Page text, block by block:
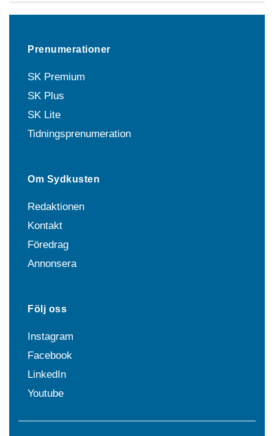
Prenumerationer
SK Premium
SK Plus
SK Lite
Tidningsprenumeration
Om Sydkusten
Redaktionen
Kontakt
Föredrag
Annonsera
Följ oss
Instagram
Facebook
LinkedIn
Youtube